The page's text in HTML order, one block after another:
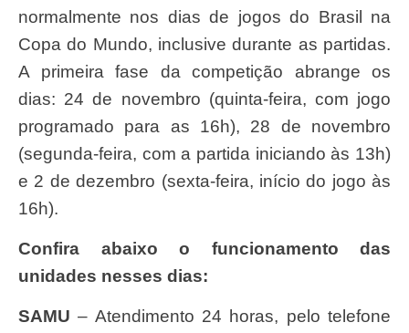
normalmente nos dias de jogos do Brasil na
Copa do Mundo, inclusive durante as partidas.
A primeira fase da competição abrange os
dias: 24 de novembro (quinta-feira, com jogo
programado para as 16h), 28 de novembro
(segunda-feira, com a partida iniciando às 13h)
e 2 de dezembro (sexta-feira, início do jogo às
16h).
Confira abaixo o funcionamento das
unidades nesses dias:
SAMU – Atendimento 24 horas, pelo telefone